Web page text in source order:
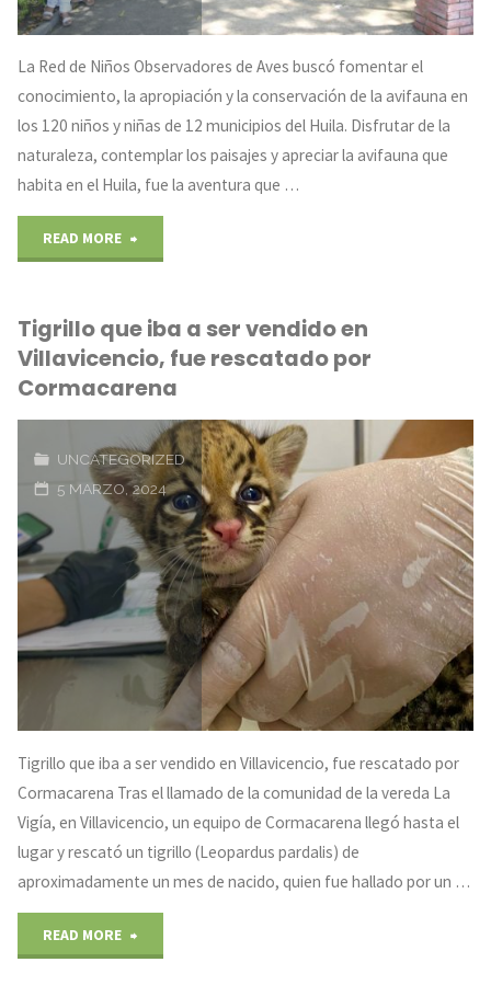
La Red de Niños Observadores de Aves buscó fomentar el
conocimiento, la apropiación y la conservación de la avifauna en
los 120 niños y niñas de 12 municipios del Huila. Disfrutar de la
naturaleza, contemplar los paisajes y apreciar la avifauna que
habita en el Huila, fue la aventura que …
READ MORE
se
como
observadores
de
aves"
Tigrillo que iba a ser vendido en
Villavicencio, fue rescatado por
Cormacarena
UNCATEGORIZED
5 MARZO, 2024
Tigrillo que iba a ser vendido en Villavicencio, fue rescatado por
Cormacarena Tras el llamado de la comunidad de la vereda La
Vigía, en Villavicencio, un equipo de Cormacarena llegó hasta el
lugar y rescató un tigrillo (Leopardus pardalis) de
aproximadamente un mes de nacido, quien fue hallado por un …
READ MORE